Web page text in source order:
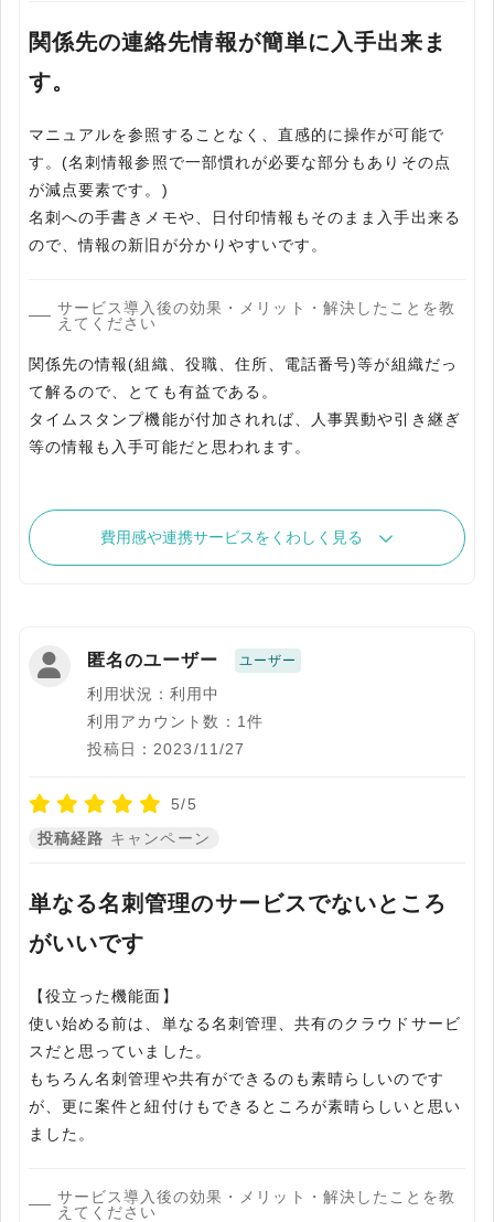
関係先の連絡先情報が簡単に入手出来ま
す。
マニュアルを参照することなく、直感的に操作が可能で
す。(名刺情報参照で一部慣れが必要な部分もありその点
が減点要素です。)
名刺への手書きメモや、日付印情報もそのまま入手出来る
サービス導入後の効果・メリット・解決したことを教
えてください
関係先の情報(組織、役職、住所、電話番号)等が組織だっ
て解るので、とても有益である。
タイムスタンプ機能が付加されれば、人事異動や引き継ぎ
費用感や連携サービスをくわしく見る
匿名のユーザー ユーザー
利用状況：利用中
利用アカウント数：1件
投稿日：2023/11/27
5/5
投稿経路 キャンペーン
単なる名刺管理のサービスでないところ
がいいです
【役立った機能面】
使い始める前は、単なる名刺管理、共有のクラウドサービ
スだと思っていました。
もちろん名刺管理や共有ができるのも素晴らしいのです
が、更に案件と紐付けもできるところが素晴らしいと思い
ました。
サービス導入後の効果・メリット・解決したことを教
えてください